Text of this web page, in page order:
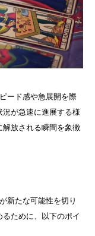
ード感や急展開を際
が急速に進展する様
放される瞬間を象徴
新たな可能性を切り
ために、以下のポイ